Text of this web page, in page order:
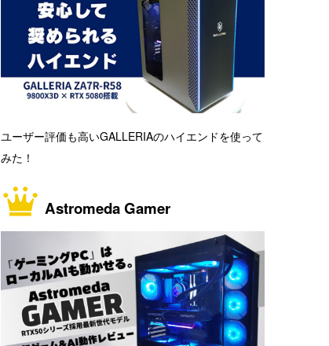
ユーザー評価も高いGALLERIAのハイエンドを使って
みた！
Astromeda Gamer